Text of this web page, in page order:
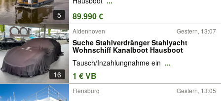
5 89.990 €
16
Aldenhoven Gestern, 13:07
Suche Stahlverdränger Stahlyacht
Wohnschiff Kanalboot Hausboot
Tausch/Inzahlungnahme ein ...
1 € VB
Flensburg Gestern, 13:05